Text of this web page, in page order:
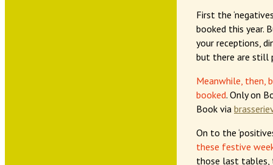
First the
booked this year.
your receptions,
but there are still
Meanwhile, then,
booked. Only on
Book via
On to the
these festive
those last tables,